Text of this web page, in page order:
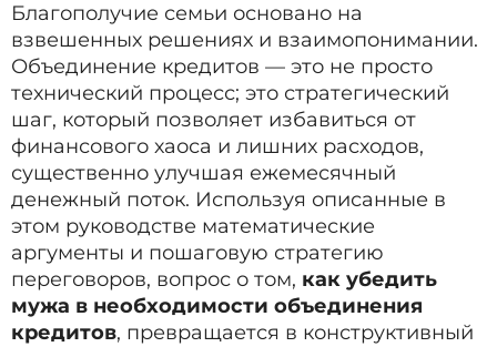
Благополучие семьи основано на
взвешенных решениях и взаимопонимании.
Объединение кредитов — это не просто
технический процесс; это стратегический
шаг, который позволяет избавиться от
финансового хаоса и лишних расходов,
существенно улучшая ежемесячный
денежный поток. Используя описанные в
этом руководстве математические
аргументы и пошаговую стратегию
переговоров, вопрос о том, как убедить
мужа в необходимости объединения
кредитов, превращается в конструктивный